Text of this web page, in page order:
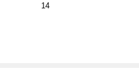
14